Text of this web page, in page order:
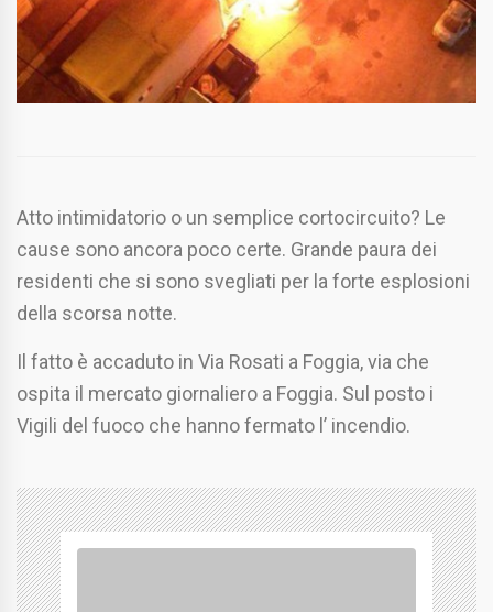
Atto intimidatorio o un semplice cortocircuito? Le
cause sono ancora poco certe. Grande paura dei
residenti che si sono svegliati per la forte esplosioni
della scorsa notte.
Il fatto è accaduto in Via Rosati a Foggia, via che
ospita il mercato giornaliero a Foggia. Sul posto i
Vigili del fuoco che hanno fermato l’ incendio.